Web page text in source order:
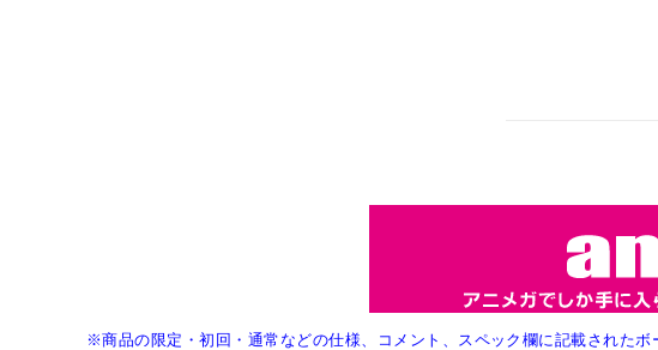
※商品の限定・初回・通常などの仕様、コメント、スペック欄に記載された